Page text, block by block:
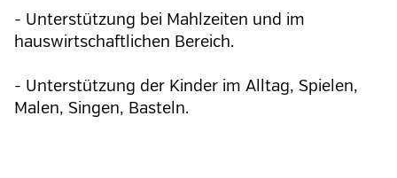
- Unterstützung bei Mahlzeiten und im
hauswirtschaftlichen Bereich.
- Unterstützung der Kinder im Alltag, Spielen,
Malen, Singen, Basteln.